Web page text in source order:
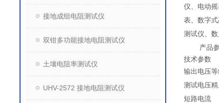
接地成组电阻测试仪
双钳多功能接地电阻测试仪
土壤电阻率测试仪
UHV-2572 接地电阻测试仪
仪、电动
表、数字
测试仪、
产品参
技术参数
输出电压
测试电压
短路电流